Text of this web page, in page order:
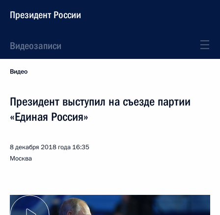
Президент России
Видеозаписи
Видео
Президент выступил на съезде партии
«Единая Россия»
8 декабря 2018 года 16:35
Москва